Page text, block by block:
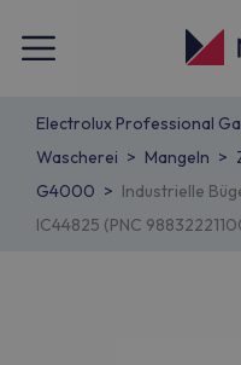
Electrolux Professional
Wascherei
Mangeln
G4000
Industrielle
IC44825 (PNC